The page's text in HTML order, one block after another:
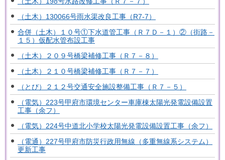
（土木）130066号雨水渠改良工事（R7-7）
合併（土木）１０号①下水道管工事（Ｒ７Ｄ－１）②（街路－
１５）仮配水管布設工事
（土木）２０９号橋梁補修工事（Ｒ７－８）
（土木）２１０号橋梁補修工事（Ｒ７－７）
（とび）２１２号交通安全施設整備工事（Ｒ７－５）
（電気）223号甲府市環境センター車庫棟太陽光発電設備設置
工事（余フ）
（電気）224号中道北小学校太陽光発電設備設置工事（余フ）
（電通）227号甲府市防災行政用無線（多重無線系システム）
更新工事